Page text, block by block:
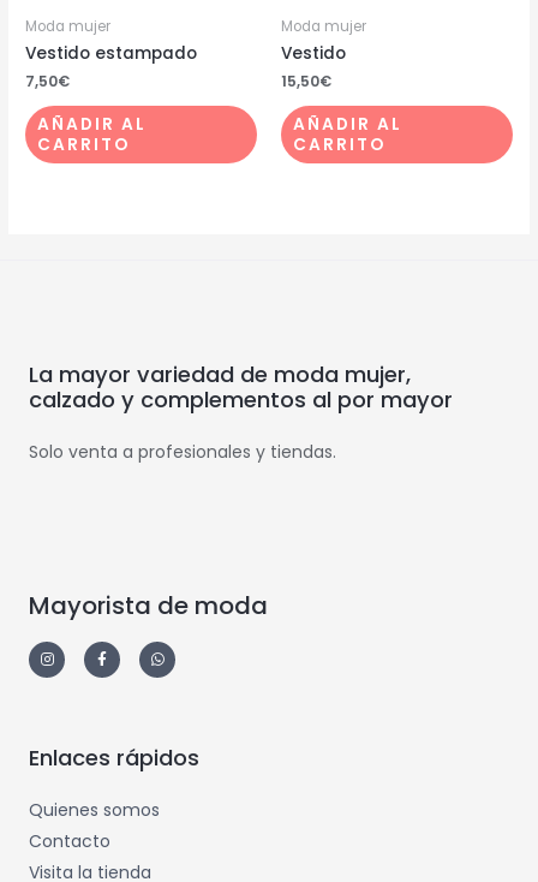
Moda mujer
Vestido estampado
7,50€
AÑADIR AL
CARRITO
Moda mujer
Vestido
15,50€
AÑADIR AL
CARRITO
La mayor variedad de moda mujer,
calzado y complementos al por mayor
Solo venta a profesionales y tiendas.
Mayorista de moda
Enlaces rápidos
Quienes somos
Contacto
Visita la tienda